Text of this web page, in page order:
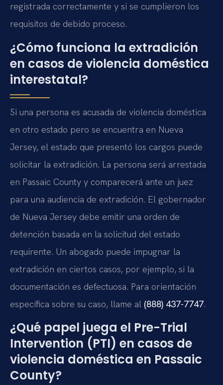
registrada correctamente y si se cumplieron los
requisitos de debido proceso.
¿Cómo funciona la extradición
en casos de violencia doméstica
interestatal?
Si una persona es acusada de violencia doméstica
en otro estado pero se encuentra en Nueva
Jersey, el estado que presentó los cargos puede
solicitar la extradición. La persona será arrestada
en Passaic County y comparecerá ante un juez
para una audiencia de extradición. El gobernador
de Nueva Jersey debe emitir una orden de
detención basada en la solicitud del estado
requirente. Un abogado puede impugnar la
extradición en ciertos casos, por ejemplo, si la
documentación es defectuosa. Para orientación
específica sobre su caso, llame al (888) 437-7747.
¿Qué papel juega el Pre-Trial
Intervention (PTI) en casos de
violencia doméstica en Passaic
County?